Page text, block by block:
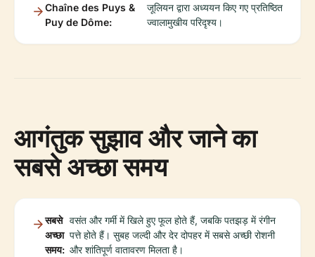
Chaîne des Puys &
Puy de Dôme:
जूलियन द्वारा अध्ययन किए गए प्रतिष्ठित
ज्वालामुखीय परिदृश्य।
आगंतुक सुझाव और जाने का
सबसे अच्छा समय
सबसे
अच्छा
समय:
वसंत और गर्मी में खिले हुए फूल होते हैं, जबकि पतझड़ में रंगीन
पत्ते होते हैं। सुबह जल्दी और देर दोपहर में सबसे अच्छी रोशनी
और शांतिपूर्ण वातावरण मिलता है।